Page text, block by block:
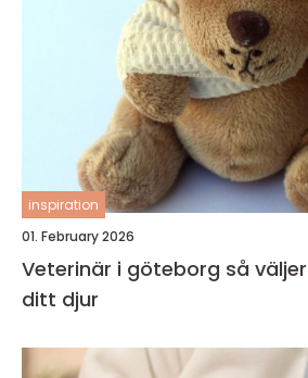
inspiration
01. February 2026
Veterinär i göteborg så väljer du rätt vård för
ditt djur